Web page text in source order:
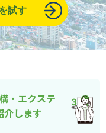
試す
・エクステ
介します